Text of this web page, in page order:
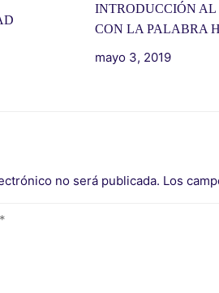
INTRODUCCIÓN AL
CON LA PALABRA
mayo 3, 2019
no será publicada. Los